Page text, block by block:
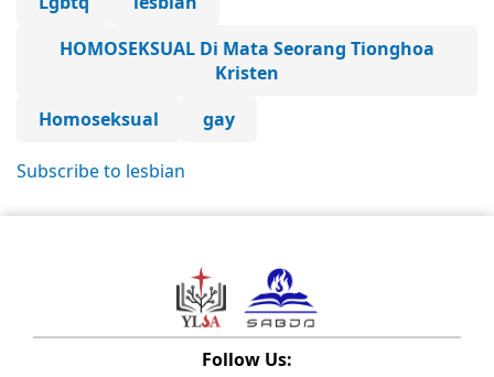
HOMOSEKSUAL Di Mata Seorang Tionghoa
Kristen
Homoseksual
gay
Subscribe to lesbian
Follow Us: